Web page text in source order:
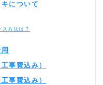
について
方法は？
事費込み）
事費込み）